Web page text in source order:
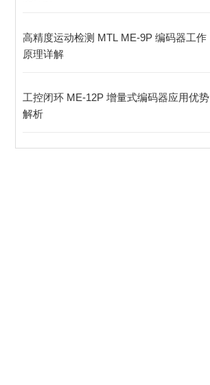
高精度运动检测 MTL ME-9P 编码器工作
原理详解
工控闭环 ME-12P 增量式编码器应用优势
解析